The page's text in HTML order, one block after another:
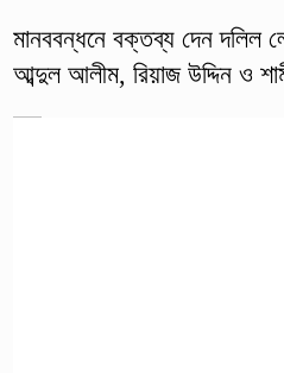
মানববন্ধনে বক্তব্য দেন দলিল
আব্দুল আলীম, রিয়াজ উদ্দিন ও